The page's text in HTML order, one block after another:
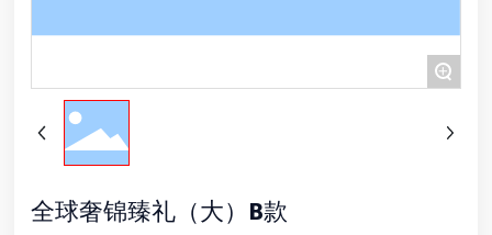
+
全球奢锦臻礼（大）B款